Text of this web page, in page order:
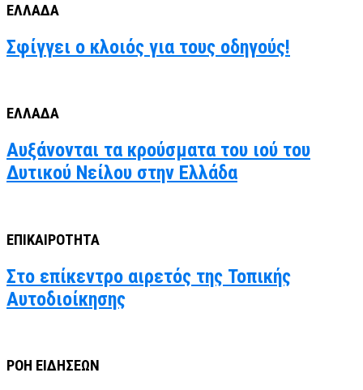
ΕΛΛΑΔΑ
Σφίγγει ο κλοιός για τους οδηγούς!
ΕΛΛΑΔΑ
Αυξάνονται τα κρούσματα του ιού του
Δυτικού Νείλου στην Ελλάδα
ΕΠΙΚΑΙΡΟΤΗΤΑ
Στο επίκεντρο αιρετός της Τοπικής
Αυτοδιοίκησης
ΡΟΗ ΕΙΔΗΣΕΩΝ